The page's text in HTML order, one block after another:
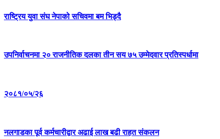
राष्ट्रिय युवा संघ नेपाको सचिवमा बम भिड्दै
उपनिर्वाचनमा २० राजनीतिक दलका तीन सय ७५ उम्मेदवार प्रतिस्पर्धामा
२०८१/०५/२६
नलगाडका पूर्व कर्मचारीद्वार अढाई लाख बढी राहत संकलन